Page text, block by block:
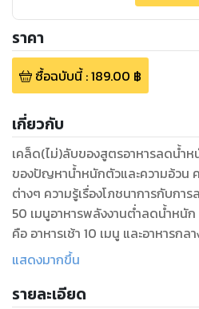
ราคา
ซื้อฉบับนี้:189.00 ฿
เกี่ยวกับ
เคล็ด(ไม่)ลับของสูตรอาหารลดน้ำห
ของปัญหาน้ำหนักตัวและความอ้วน
ต่างๆ ความรู้เรื่องโภชนาการกับก
50 เมนูอาหารพลังงานต่ำลดน้ำหนั
คือ อาหารเช้า 10 เมนู และอาหารก
การวิเคราะห์พลังงานและคุณค่าทาง
แสดงมากขึ้น
รายละเอียด